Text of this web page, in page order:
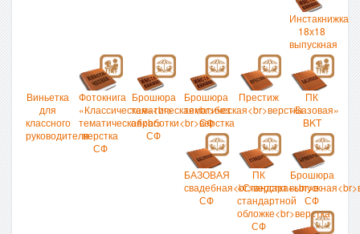
Инстакнижка
18х18
выпускная
Виньетка
для
классного
руководителя
Фотокнига
«Классическая»<br>
тематическая<br>
верстка
СФ
Брошюра
тематическая<br>без
обработки<br>верстка
СФ
Брошюра
тематическая<br>верстка
СФ
Престиж
ПК
«Базовая»
BKT
БАЗОВАЯ
свадебная<br>верстка
СФ
ПК
«Стандарт»<br>в
стандартной
обложке<br>верстка
СФ
Брошюра
СФ